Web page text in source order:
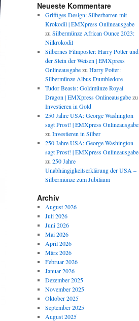
Neueste Kommentare
Griffiges Design: Silberbarren mit
Krokodil | EMXpress Onlineausgabe
zu Silbermünze African Ounce 2023:
Nilkrokodil
Silbernes Filmposter: Harry Potter und
der Stein der Weisen | EMXpress
Onlineausgabezu Harry Potter:
Silbermünze Albus Dumbledore
Tudor Beasts: Goldmünze Royal
Dragon | EMXpress Onlineausgabezu
Investieren in Gold
250 Jahre USA: George Washington
sagt Prost! | EMXpress Onlineausgabe
zu Investieren in Silber
250 Jahre USA: George Washington
sagt Prost! | EMXpress Onlineausgabe
zu 250 Jahre
Unabhängigkeitserklärung der USA –
Silbermünze zum Jubiläum
Archiv
August 2026
Juli 2026
Juni 2026
Mai 2026
April 2026
März 2026
Februar 2026
Januar 2026
Dezember 2025
November 2025
Oktober 2025
September 2025
August 2025